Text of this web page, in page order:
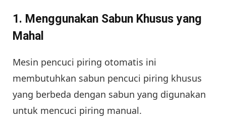
1. Menggunakan Sabun Khusus yang
Mahal
Mesin pencuci piring otomatis ini
membutuhkan sabun pencuci piring khusus
yang berbeda dengan sabun yang digunakan
untuk mencuci piring manual.